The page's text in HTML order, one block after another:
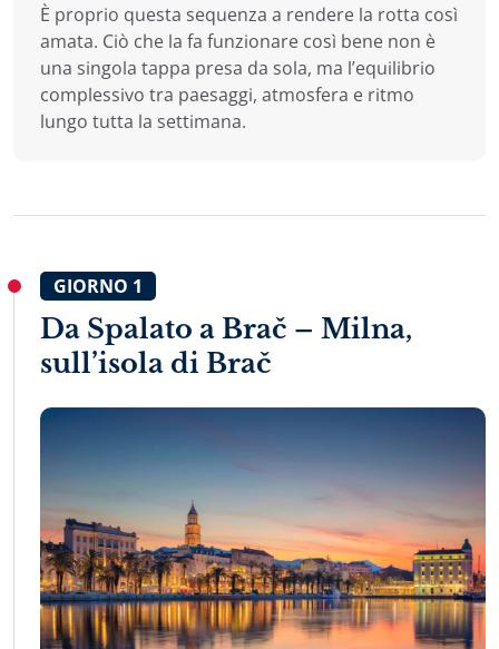
È proprio questa sequenza a rendere la rotta così
amata. Ciò che la fa funzionare così bene non è
una singola tappa presa da sola, ma l’equilibrio
complessivo tra paesaggi, atmosfera e ritmo
lungo tutta la settimana.
GIORNO 1
Da Spalato a Brač – Milna,
sull’isola di Brač